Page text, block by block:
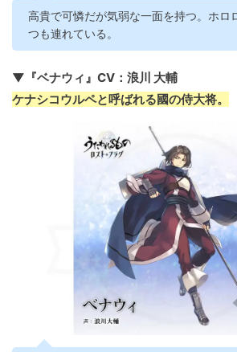
高貴で可憐だが気弱な一面を持つ。ホロ
つも連れている。
▼『ベナウィ』CV：浪川 大輔
ケナシコウルペと呼ばれる國の侍大将。